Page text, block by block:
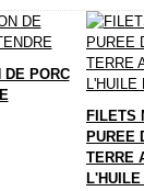
DE PORC
FILETS
PUREE
TERRE